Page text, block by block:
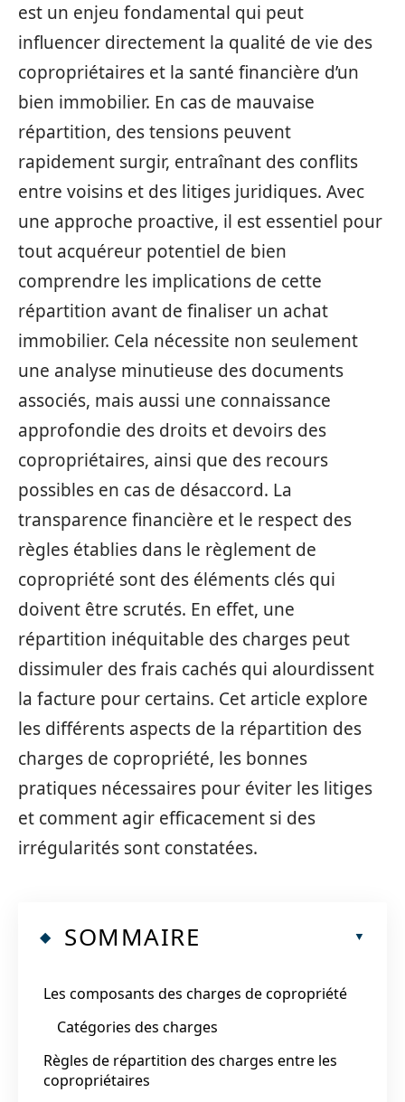
est un enjeu fondamental qui peut
influencer directement la qualité de vie des
copropriétaires et la santé financière d’un
bien immobilier. En cas de mauvaise
répartition, des tensions peuvent
rapidement surgir, entraînant des conflits
entre voisins et des litiges juridiques. Avec
une approche proactive, il est essentiel pour
tout acquéreur potentiel de bien
comprendre les implications de cette
répartition avant de finaliser un achat
immobilier. Cela nécessite non seulement
une analyse minutieuse des documents
associés, mais aussi une connaissance
approfondie des droits et devoirs des
copropriétaires, ainsi que des recours
possibles en cas de désaccord. La
transparence financière et le respect des
règles établies dans le règlement de
copropriété sont des éléments clés qui
doivent être scrutés. En effet, une
répartition inéquitable des charges peut
dissimuler des frais cachés qui alourdissent
la facture pour certains. Cet article explore
les différents aspects de la répartition des
charges de copropriété, les bonnes
pratiques nécessaires pour éviter les litiges
et comment agir efficacement si des
irrégularités sont constatées.
SOMMAIRE
Les composants des charges de copropriété
Catégories des charges
Règles de répartition des charges entre les
copropriétaires